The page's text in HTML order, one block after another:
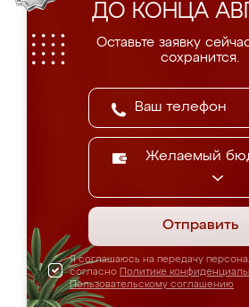
ДО КОНЦА
Оставьте заявку
сохранится.
Желаемый
Отправить
Я соглашаюсь на передачу
согласно Политике
Пользовательскому соглашению